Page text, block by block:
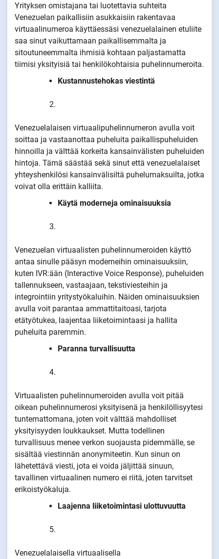
Yrityksen omistajana tai luotettavia suhteita
Venezuelan paikallisiin asukkaisiin rakentavaa
virtuaalinumeroa käyttäessäsi venezuelalainen etuliite
saa sinut vaikuttamaan paikallisemmalta ja
sitoutuneemmalta ihmisiä kohtaan paljastamatta
tiimisi yksityisiä tai henkilökohtaisia puhelinnumeroita.
Kustannustehokas viestintä
Venezuelalaisen virtuaalipuhelinnumeron avulla voit
soittaa ja vastaanottaa puheluita paikallispuheluiden
hinnoilla ja välttää korkeita kansainvälisten puheluiden
hintoja. Tämä säästää sekä sinut että venezuelalaiset
yhteyshenkilösi kansainvälisiltä puhelumaksuilta, jotka
voivat olla erittäin kalliita.
Käytä moderneja ominaisuuksia
Venezuelan virtuaalisten puhelinnumeroiden käyttö
antaa sinulle pääsyn moderneihin ominaisuuksiin,
kuten IVR:ään (Interactive Voice Response), puheluiden
tallennukseen, vastaajaan, tekstiviesteihin ja
integrointiin yritystyökaluihin. Näiden ominaisuuksien
avulla voit parantaa ammattitaitoasi, tarjota
etätyötukea, laajentaa liiketoimintaasi ja hallita
puheluita paremmin.
Paranna turvallisuutta
Virtuaalisten puhelinnumeroiden avulla voit pitää
oikean puhelinnumerosi yksityisenä ja henkilöllisyytesi
tuntemattomana, joten voit välttää mahdolliset
yksityisyyden loukkaukset. Mutta todellinen
turvallisuus menee verkon suojausta pidemmälle, se
sisältää viestinnän anonymiteetin. Kun sinun on
lähetettävä viesti, jota ei voida jäljittää sinuun,
tavallinen virtuaalinen numero ei riitä, joten tarvitset
erikoistyökaluja.
Laajenna liiketoimintasi ulottuvuutta
Venezuelalaisella virtuaalisella